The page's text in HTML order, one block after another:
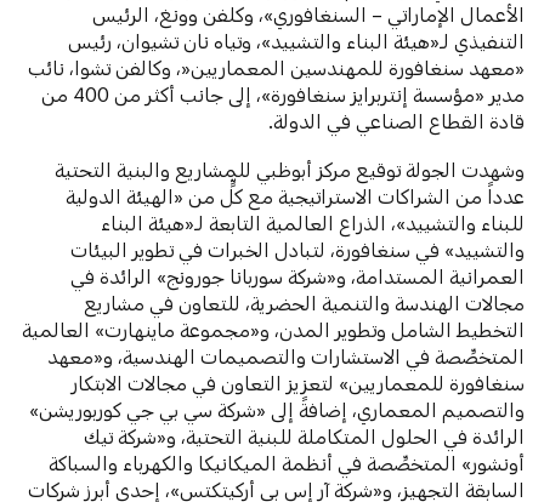
الأعمال الإماراتي – السنغافوري»، وكلفن وونغ، الرئيس
التنفيذي لـ«هيئة البناء والتشييد»، وتياه نان تشيوان، رئيس
«معهد سنغافورة للمهندسين المعماريين«، وكالفن تشوا، نائب
مدير «مؤسسة إنتربرايز سنغافورة»، إلى جانب أكثر من 400 من
قادة القطاع الصناعي في الدولة.
وشهدت الجولة توقيع مركز أبوظبي للمشاريع والبنية التحتية
عدداً من الشراكات الاستراتيجية مع كلٍّ من «الهيئة الدولية
للبناء والتشييد»، الذراع العالمية التابعة لـ«هيئة البناء
والتشييد» في سنغافورة، لتبادل الخبرات في تطوير البيئات
العمرانية المستدامة، و«شركة سوربانا جورونج» الرائدة في
مجالات الهندسة والتنمية الحضرية، للتعاون في مشاريع
التخطيط الشامل وتطوير المدن، و«مجموعة ماينهارت» العالمية
المتخصِّصة في الاستشارات والتصميمات الهندسية، و«معهد
سنغافورة للمعماريين» لتعزيز التعاون في مجالات الابتكار
والتصميم المعماري، إضافةً إلى «شركة سي بي جي كوربوريشن»
الرائدة في الحلول المتكاملة للبنية التحتية، و«شركة تيك
أونشور» المتخصِّصة في أنظمة الميكانيكا والكهرباء والسباكة
السابقة التجهيز، و«شركة آر إس بي أركيتكتس»، إحدى أبرز شركات